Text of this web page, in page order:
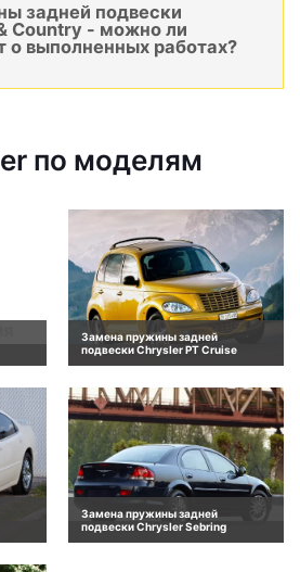
задней подвески
Country - можно ли
о выполненных работах?
по моделям
Замена пружины задней
подвески Chrysler PT Cruise
Замена пружины задней
подвески Chrysler Sebring